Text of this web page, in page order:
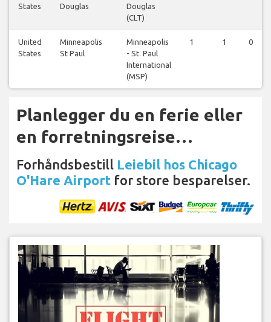
States
Douglas
Douglas
(CLT)
United
States
Minneapolis
St Paul
Minneapolis
- St. Paul
International
(MSP)
1 1 0
Planlegger du en ferie eller
en forretningsreise…
Forhåndsbestill Leiebil hos Chicago
O'Hare Airport for store besparelser.